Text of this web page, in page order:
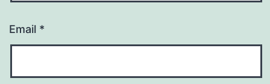
Email *